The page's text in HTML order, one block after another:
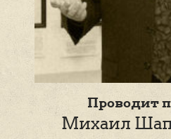
Проводит
Михаил